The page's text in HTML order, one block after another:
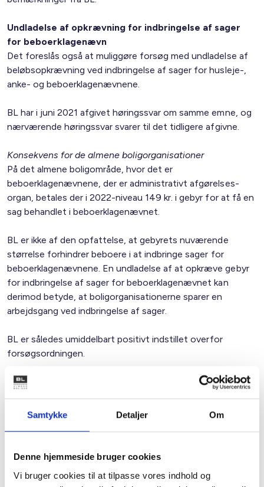
Samtykke Detaljer Om
Denne hjemmeside bruger cookies
Vi bruger cookies til at tilpasse vores indhold og
Undladelse af opkrævning for indbringelse af sager
for beboerklagenævn
Det foreslås også at muliggøre forsøg med undladelse af
beløbsopkrævning ved indbringelse af sager for husleje-,
anke- og beboerklagenævnene.
BL har i juni 2021 afgivet høringssvar om samme emne, og
nærværende høringssvar svarer til det tidligere afgivne.
Konsekvens for de almene boligorganisationer
På det almene boligområde, hvor det er
beboerklagenævnene, der er administrativt afgørelses-
organ, betales der i 2022-niveau 149 kr. i gebyr for at få en
sag behandlet i beboerklagenævnet.
BL er ikke af den opfattelse, at gebyrets nuværende
størrelse forhindrer beboere i at indbringe sager for
beboerklagenævnene. En undladelse af at opkræve gebyr
for indbringelse af sager for beboerklagenævnet kan
derimod betyde, at boligorganisationerne sparer en
arbejdsgang ved indbringelse af sager.
BL er således umiddelbart positivt indstillet overfor
forsøgsordningen.
BL bemærker dog, at hvis en sådan ordning viser sig at
medføre en uhensigtsmæssig forlængelse af
sagsbehandlingstiden ved beboerklagenævnene, vil
afskaffelse af gebyr ikke være i nogens interesse.
Revision af forsøgsordning
den kommende bekendtgørelse gøres muligt at give